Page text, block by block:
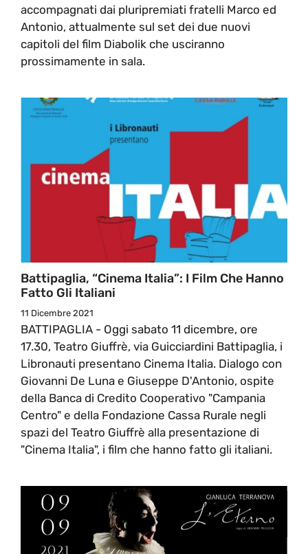
accompagnati dai pluripremiati fratelli Marco ed
Antonio, attualmente sul set dei due nuovi
capitoli del film Diabolik che usciranno
prossimamente in sala.
Battipaglia, “Cinema Italia”: I Film Che Hanno
Fatto Gli Italiani
11 Dicembre 2021
BATTIPAGLIA - Oggi sabato 11 dicembre, ore
17.30, Teatro Giuffrè, via Guicciardini Battipaglia, i
Libronauti presentano Cinema Italia. Dialogo con
Giovanni De Luna e Giuseppe D'Antonio, ospite
della Banca di Credito Cooperativo "Campania
Centro" e della Fondazione Cassa Rurale negli
spazi del Teatro Giuffrè alla presentazione di
"Cinema Italia", i film che hanno fatto gli italiani.